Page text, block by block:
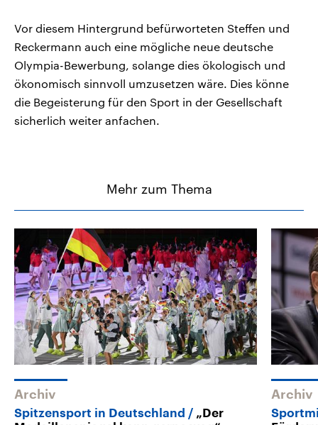
Vor diesem Hintergrund befürworteten Steffen und
Reckermann auch eine mögliche neue deutsche
Olympia-Bewerbung, solange dies ökologisch und
ökonomisch sinnvoll umzusetzen wäre. Dies könne
die Begeisterung für den Sport in der Gesellschaft
sicherlich weiter anfachen.
Mehr zum Thema
Archiv
Spitzensport in Deutschland
„Der
Archiv